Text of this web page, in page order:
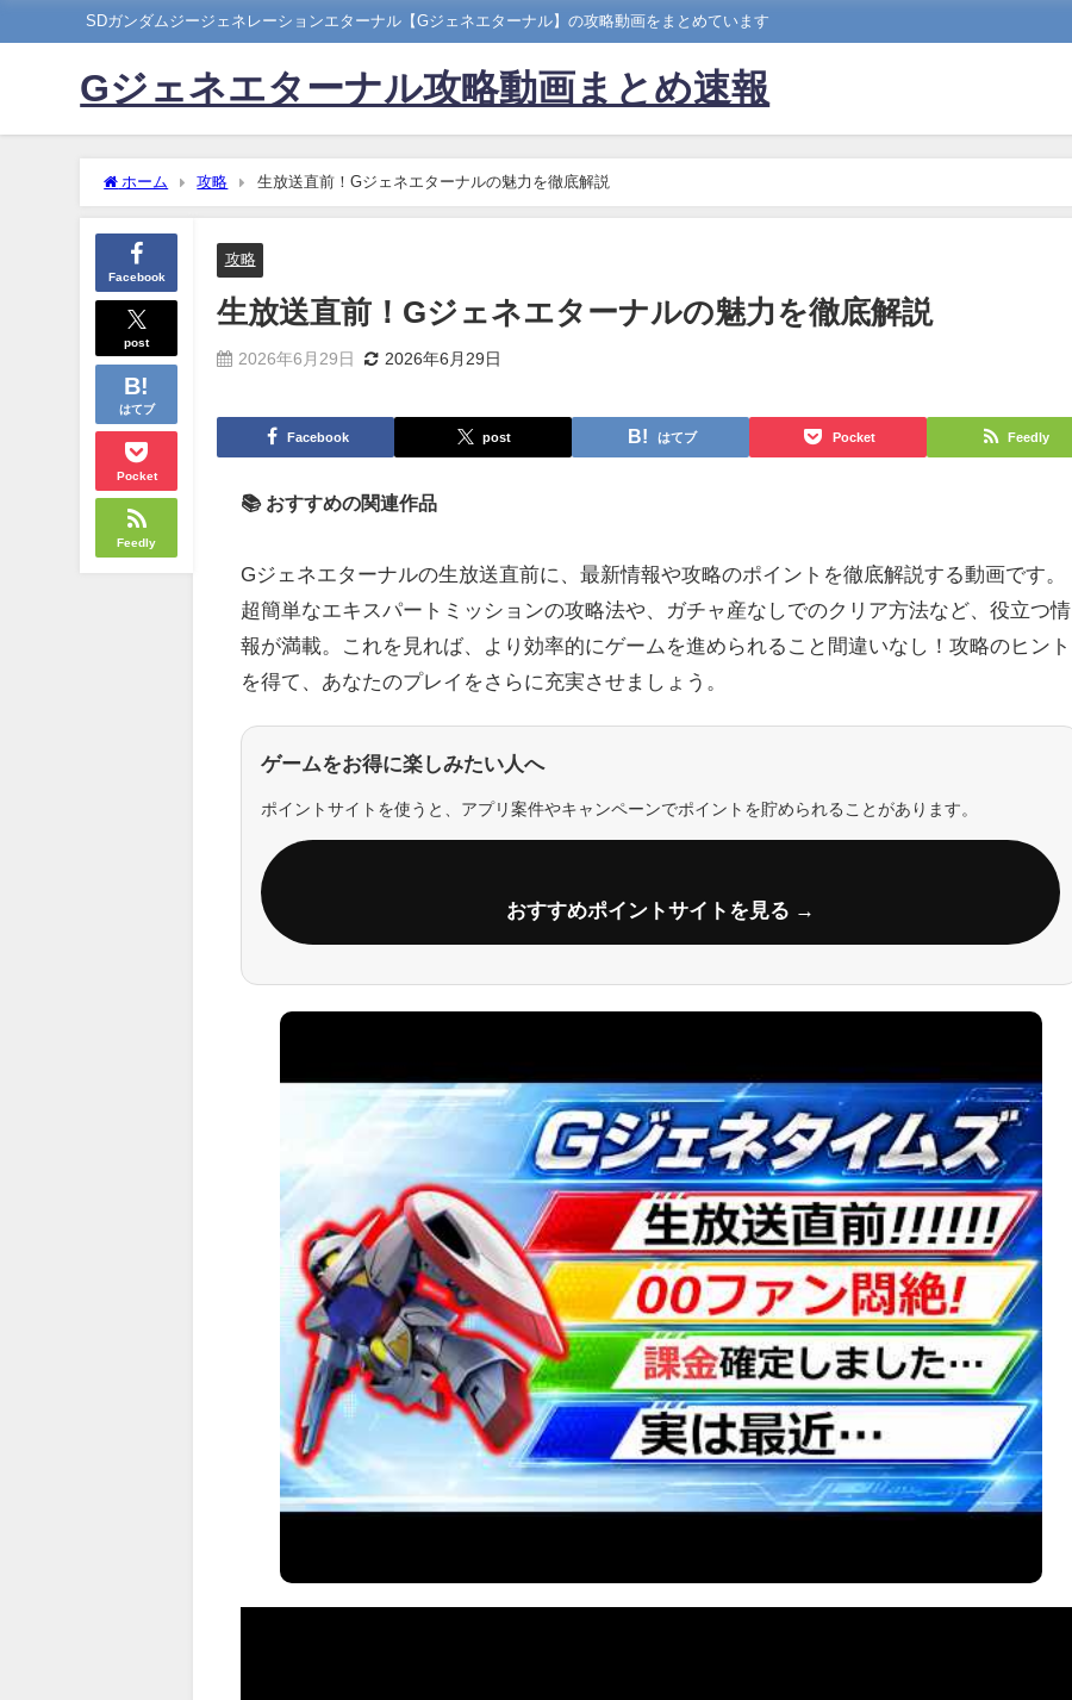
SDガンダムジージェネレーションエターナル【Gジェネエターナル】の攻略動画をまとめています
Gジェネエターナル攻略動画まとめ速報
ホーム 攻略 生放送直前！Gジェネエターナルの魅力を徹底解説
Facebook
post
はてブ
Pocket
Feedly
攻略
生放送直前！Gジェネエターナルの魅力を徹底解説
2026年6月29日 2026年6月29日
Facebook post はてブ Pocket Feedly
📚 おすすめの関連作品
Gジェネエターナルの生放送直前に、最新情報や攻略のポイントを徹底解説する動画です。
超簡単なエキスパートミッションの攻略法や、ガチャ産なしでのクリア方法など、役立つ情
報が満載。これを見れば、より効率的にゲームを進められること間違いなし！攻略のヒント
を得て、あなたのプレイをさらに充実させましょう。
ゲームをお得に楽しみたい人へ
ポイントサイトを使うと、アプリ案件やキャンペーンでポイントを貯められることがあります。
おすすめポイントサイトを見る →